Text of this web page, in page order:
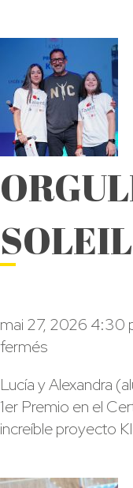
SOLEIL
mai 27, 2026 4:30
ferméssur
BON
SOLEIL
Lucía y Alexandra
1er Premio en el
increíble proyecto